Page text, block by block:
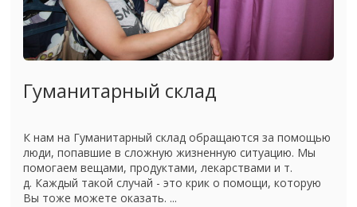
Гуманитарный склад
К нам на Гуманитарный склад обращаются за помощью
люди, попавшие в сложную жизненную ситуацию. Мы
помогаем вещами, продуктами, лекарствами и т.
д. Каждый такой случай - это крик о помощи, которую
Вы тоже можете оказать. ...